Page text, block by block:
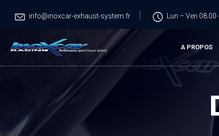
info@inoxcar-exhaust-system.fr Lun – Ven 08.00
A PROPOS